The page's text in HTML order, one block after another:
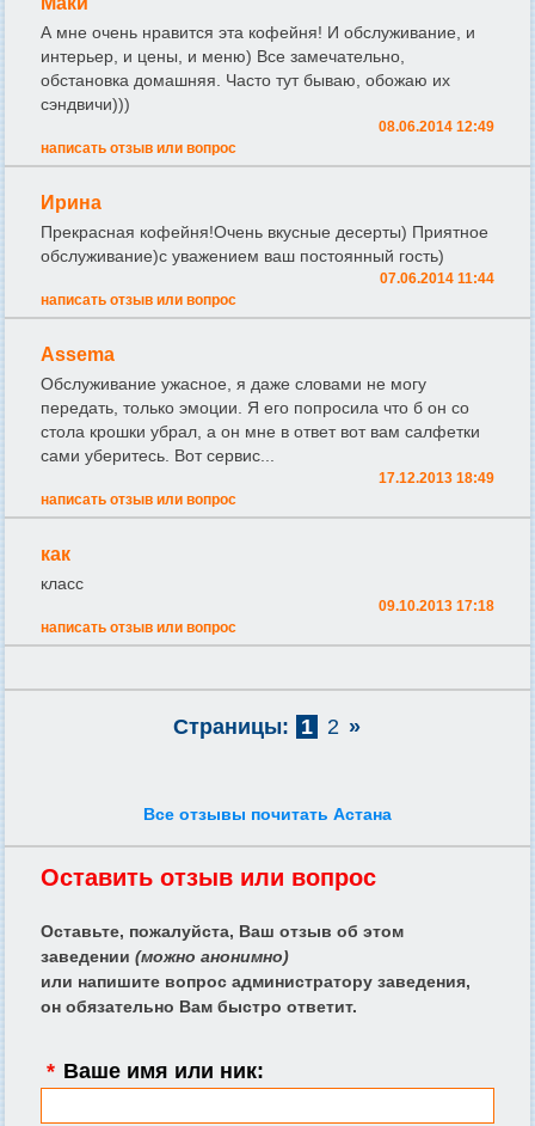
А мне очень нравится эта кофейня! И обслуживание, и
интерьер, и цены, и меню) Все замечательно,
обстановка домашняя. Часто тут бываю, обожаю их
сэндвичи)))
08.06.2014 12:49
написать отзыв или вопрос
Ирина
Прекрасная кофейня!Очень вкусные десерты) Приятное
обслуживание)с уважением ваш постоянный гость)
07.06.2014 11:44
написать отзыв или вопрос
Assema
Обслуживание ужасное, я даже словами не могу
передать, только эмоции. Я его попросила что б он со
стола крошки убрал, а он мне в ответ вот вам салфетки
сами уберитесь. Вот сервис...
17.12.2013 18:49
написать отзыв или вопрос
как
класс
09.10.2013 17:18
написать отзыв или вопрос
Страницы: 1 2 »
Все отзывы почитать Астана
Оставить отзыв или вопрос
Оставьте, пожалуйста, Ваш отзыв об этом
заведении (можно анонимно)
или напишите вопрос администратору заведения,
он обязательно Вам быстро ответит.
* Ваше имя или ник: